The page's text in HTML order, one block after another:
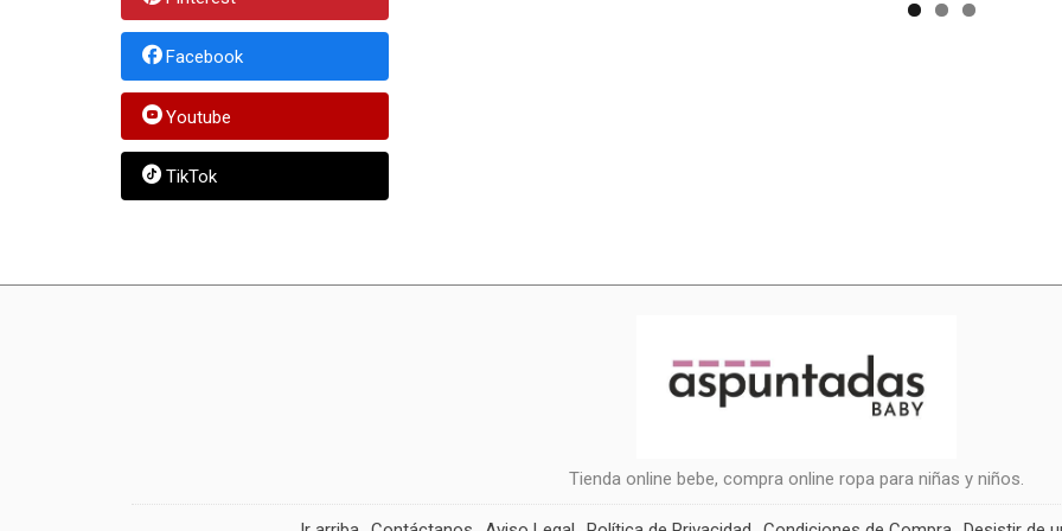
Facebook
Youtube
TikTok
Tienda online bebe, compra online ropa para niñas y niños.